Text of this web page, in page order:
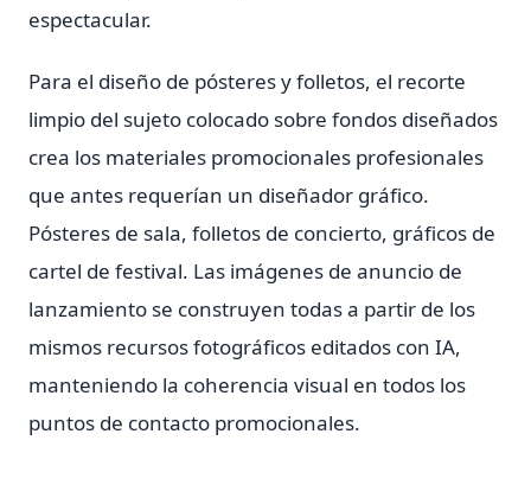
espectacular.
Para el diseño de pósteres y folletos, el recorte
limpio del sujeto colocado sobre fondos diseñados
crea los materiales promocionales profesionales
que antes requerían un diseñador gráfico.
Pósteres de sala, folletos de concierto, gráficos de
cartel de festival. Las imágenes de anuncio de
lanzamiento se construyen todas a partir de los
mismos recursos fotográficos editados con IA,
manteniendo la coherencia visual en todos los
puntos de contacto promocionales.